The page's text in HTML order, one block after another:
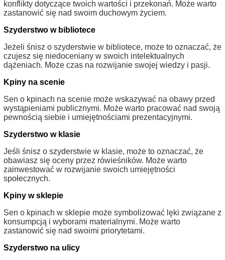
konflikty dotyczące twoich wartości i przekonań. Może warto
zastanowić się nad swoim duchowym życiem.
Szyderstwo w bibliotece
Jeżeli śnisz o szyderstwie w bibliotece, może to oznaczać, że
czujesz się niedoceniany w swoich intelektualnych
dążeniach. Może czas na rozwijanie swojej wiedzy i pasji.
Kpiny na scenie
Sen o kpinach na scenie może wskazywać na obawy przed
wystąpieniami publicznymi. Może warto pracować nad swoją
pewnością siebie i umiejętnościami prezentacyjnymi.
Szyderstwo w klasie
Jeśli śnisz o szyderstwie w klasie, może to oznaczać, że
obawiasz się oceny przez rówieśników. Może warto
zainwestować w rozwijanie swoich umiejętności
społecznych.
Kpiny w sklepie
Sen o kpinach w sklepie może symbolizować lęki związane z
konsumpcją i wyborami materialnymi. Może warto
zastanowić się nad swoimi priorytetami.
Szyderstwo na ulicy